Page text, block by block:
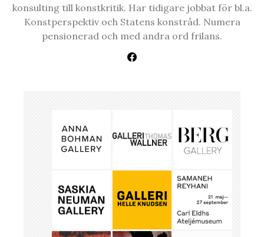
konsulting till konstkritik. Har tidigare jobbat för bl.a.
Konstperspektiv och Statens konstråd. Numera
pensionerad och med andra ord frilans.